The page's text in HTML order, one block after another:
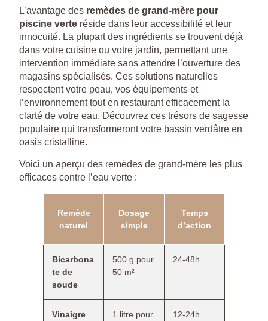
L’avantage des remèdes de grand-mère pour
piscine verte réside dans leur accessibilité et leur
innocuité. La plupart des ingrédients se trouvent déjà
dans votre cuisine ou votre jardin, permettant une
intervention immédiate sans attendre l’ouverture des
magasins spécialisés. Ces solutions naturelles
respectent votre peau, vos équipements et
l’environnement tout en restaurant efficacement la
clarté de votre eau. Découvrez ces trésors de sagesse
populaire qui transformeront votre bassin verdâtre en
oasis cristalline.
Voici un aperçu des remèdes de grand-mère les plus
efficaces contre l’eau verte :
Remède
naturel
Dosage
simple
Temps
d’action
Bicarbona
te de
soude
500 g pour
50 m²
24-48h
Vinaigre
1 litre pour
12-24h